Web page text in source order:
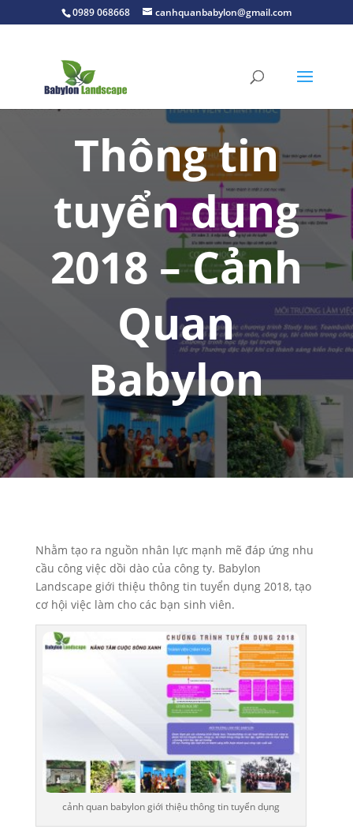
0989 068668 canhquanbabylon@gmail.com
Thông tin
tuyển dụng
2018 – Cảnh
Quan
Babylon
Nhằm tạo ra nguồn nhân lực mạnh mẽ đáp ứng nhu
cầu công việc dồi dào của công ty. Babylon
Landscape giới thiệu thông tin tuyển dụng 2018, tạo
cơ hội việc làm cho các bạn sinh viên.
cảnh quan babylon giới thiệu thông tin tuyển dụng